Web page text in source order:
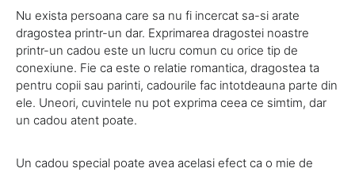
Nu exista persoana care sa nu fi incercat sa-si arate
dragostea printr-un dar. Exprimarea dragostei noastre
printr-un cadou este un lucru comun cu orice tip de
conexiune. Fie ca este o relatie romantica, dragostea ta
pentru copii sau parinti, cadourile fac intotdeauna parte din
ele. Uneori, cuvintele nu pot exprima ceea ce simtim, dar
un cadou atent poate.
Un cadou special poate avea acelasi efect ca o mie de